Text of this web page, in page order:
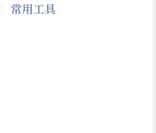
常用工具